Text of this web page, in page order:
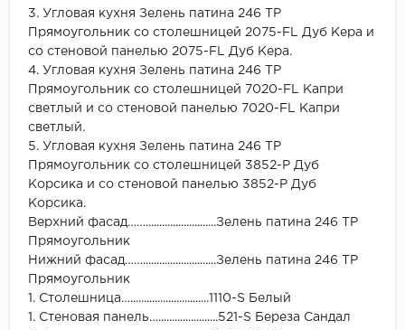
3. Угловая кухня Зелень патина 246 ТР
Прямоугольник со столешницей 2075-FL Дуб Кера и
со стеновой панелью 2075-FL Дуб Кера.
4. Угловая кухня Зелень патина 246 ТР
Прямоугольник со столешницей 7020-FL Капри
светлый и со стеновой панелью 7020-FL Капри
светлый.
5. Угловая кухня Зелень патина 246 ТР
Прямоугольник со столешницей 3852-Р Дуб
Корсика и со стеновой панелью 3852-Р Дуб
Корсика.
Верхний фасад……..........................Зелень патина 246 ТР
Прямоугольник
Нижний фасад……...........................Зелень патина 246 ТР
Прямоугольник
1. Столешница….............................1110-S Белый
1. Стеновая панель…......................521-S Береза Сандал